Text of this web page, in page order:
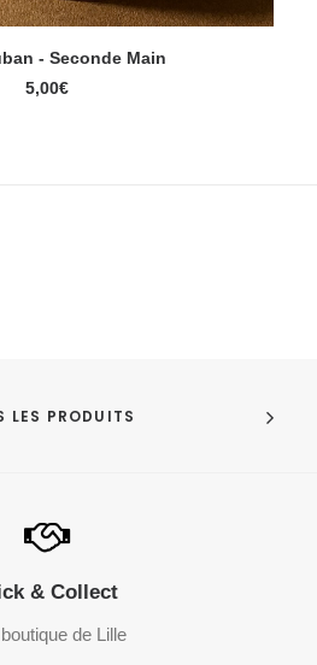
- Seconde Main
5,00€
LES PRODUITS
& Collect
de Lille